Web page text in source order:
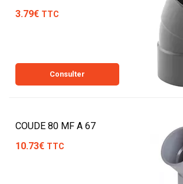
3.79€ TTC
Consulter
COUDE 80 MF A 67
10.73€ TTC